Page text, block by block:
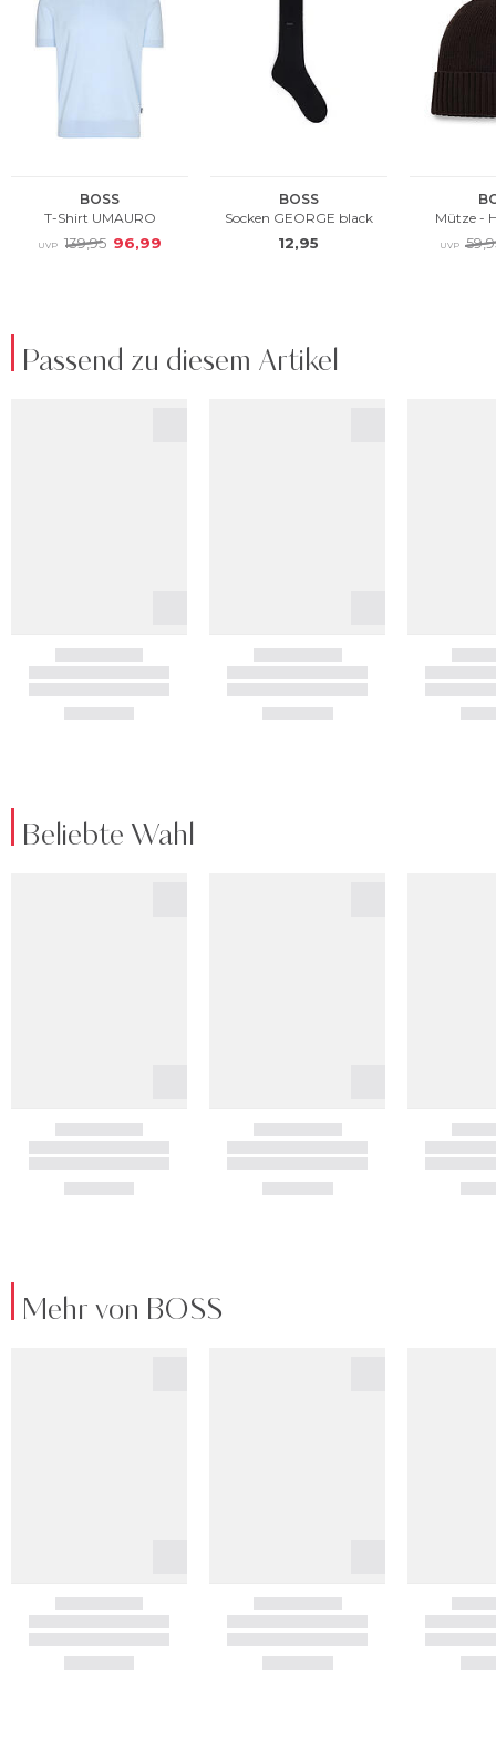
Passend zu diesem Artikel
Beliebte Wahl
Mehr von BOSS